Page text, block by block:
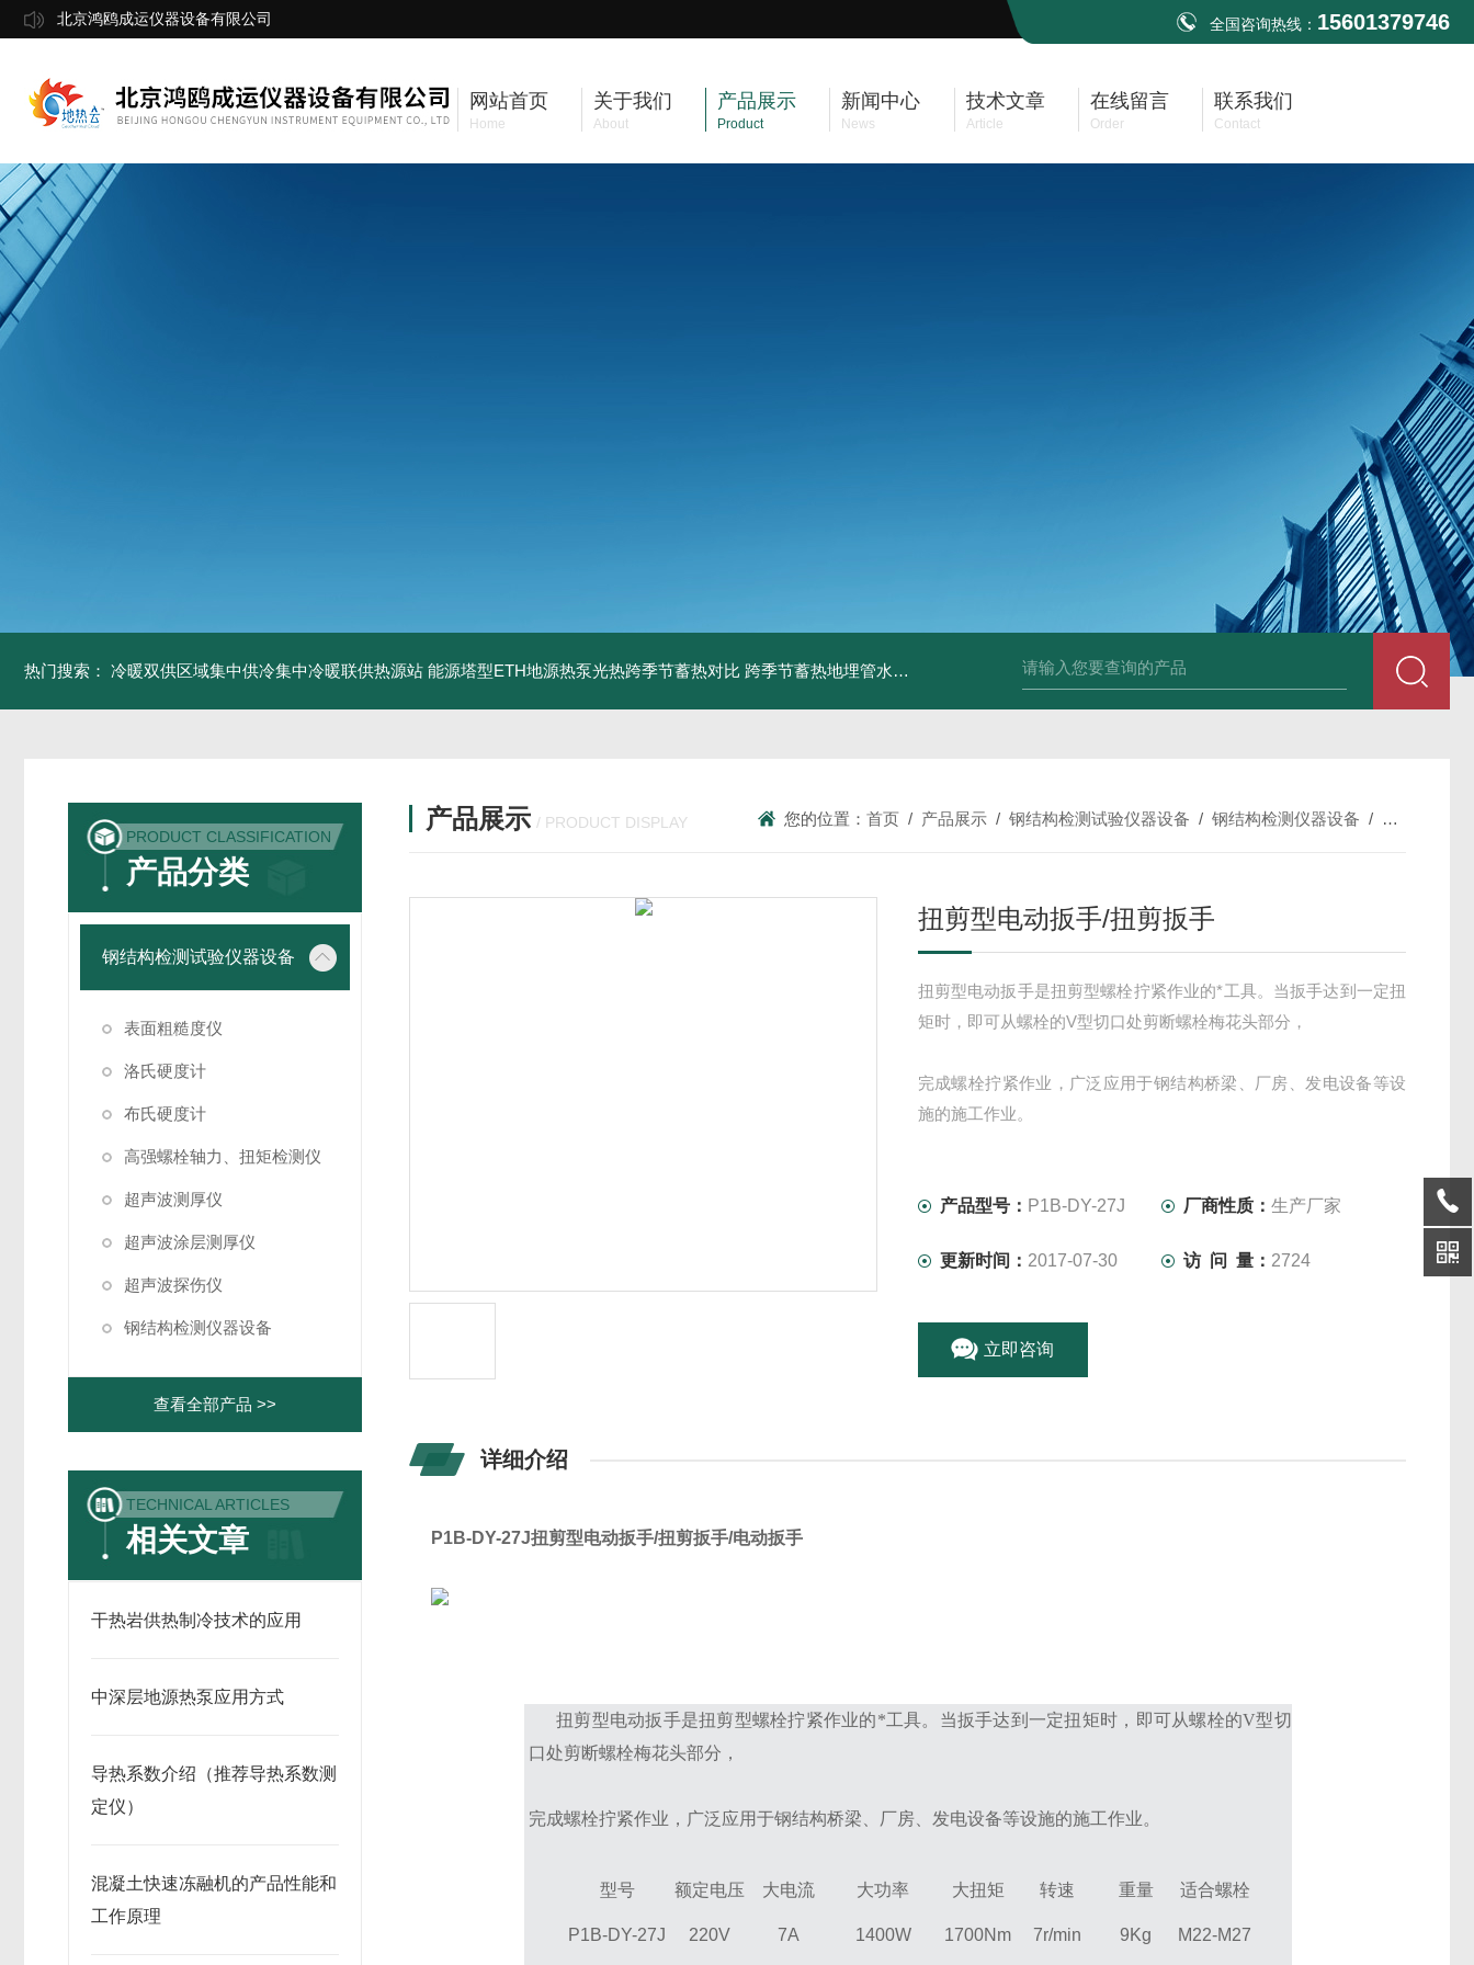
北京鸿鸥成运仪器设备有限公司 全国咨询热线： 15601379746
网站首页
Home
关于我们
About
产品展示
Product
新闻中心
News
技术文章
Article
在线留言
Order
联系我们
Contact
热门搜索： 冷暖双供区域集中供冷集中冷暖联供热源站 能源塔型ETH地源热泵光热跨季节蓄热对比 跨季节蓄热地埋管水池湖面储热技术研究对比 中深浅层地源热泵空调系统运行故障诊断修复 冷暖双
PRODUCT CLASSIFICATION
产品分类
钢结构检测试验仪器设备
表面粗糙度仪
洛氏硬度计
布氏硬度计
高强螺栓轴力、扭矩检测仪
超声波测厚仪
超声波涂层测厚仪
超声波探伤仪
钢结构检测仪器设备
查看全部产品 >>
TECHNICAL ARTICLES
相关文章
干热岩供热制冷技术的应用
中深层地源热泵应用方式
导热系数介绍（推荐导热系数测
定仪）
混凝土快速冻融机的产品性能和
工作原理
产品展示 / PRODUCT DISPLAY 您的位置：首页 / 产品展示 /钢结构检测试验仪器设备 /钢结构检测仪器设备 / P1B-DY-
扭剪型电动扳手/扭剪扳手
扭剪型电动扳手是扭剪型螺栓拧紧作业的*工具。当扳手达到一定扭
矩时，即可从螺栓的V型切口处剪断螺栓梅花头部分，
完成螺栓拧紧作业，广泛应用于钢结构桥梁、厂房、发电设备等设
施的施工作业。
产品型号： P1B-DY-27J 厂商性质：生产厂家
更新时间： 2017-07-30 访 问 量： 2724
立即咨询
详细介绍
P1B-DY-27J扭剪型电动扳手/扭剪扳手/电动扳手
扭剪型电动扳手是扭剪型螺栓拧紧作业的*工具。当扳手达到一定扭矩时，即可从螺栓的V型切
口处剪断螺栓梅花头部分，
完成螺栓拧紧作业，广泛应用于钢结构桥梁、厂房、发电设备等设施的施工作业。
型号 额定电压 大电流 大功率 大扭矩 转速 重量 适合螺栓
P1B-DY-27J 220V 7A 1400W 1700Nm 7r/min 9Kg M22-M27